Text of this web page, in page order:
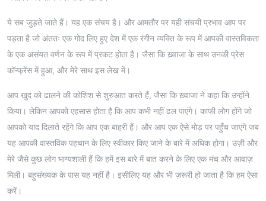
ये सब जुड़ते जाते हैं। यह एक संचय है। और आमतौर पर यही संचयी प्रभाव आप पर
पड़ता है जो अंततः एक गोद लिए हुए देश में एक रंगीन व्यक्ति के रूप में आपकी वास्तविकता
के एक असंयत वर्णन के रूप में प्रकट होता है। जैसा कि ख़्वाजा के साथ उनकी प्रेस
कॉन्फ्रेंस में हुआ, और मेरे साथ इस लेख में।
आप खुद को ढालने की कोशिश से शुरुआत करते हैं, जैसा कि ख़्वाजा ने कहा कि उन्होंने
किया। लेकिन आपको एहसास होता है कि आप कभी नहीं ढल पाएंगे। काफी लोग होंगे जो
आपको याद दिलाते रहेंगे कि आप एक बाहरी हैं। और आप एक ऐसे मोड़ पर पहुँच जाएंगे जब
यह आपकी वास्तविक पहचान के लिए स्वीकार किए जाने के बारे में अधिक होगा। उज़ी और
मेरे जैसे कुछ लोग भाग्यशाली हैं कि हमें इस बारे में बात करने के लिए एक मंच और आवाज़
मिली। बहुसंख्यक के पास यह नहीं है। इसीलिए यह और भी ज़रूरी हो जाता है कि हम ऐसा
करें।